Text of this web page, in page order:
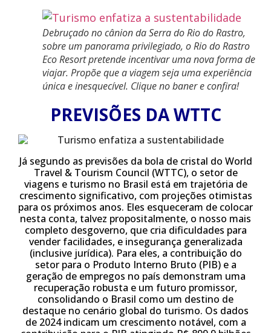
Debruçado no cânion da Serra do Rio do Rastro,
sobre um panorama privilegiado, o Rio do Rastro
Eco Resort pretende incentivar uma nova forma de
viajar. ​Propõe que a viagem seja uma experiência
única e inesquecível. Clique no baner e confira!
PREVISÕES DA WTTC
Já segundo as previsões da bola de cristal do World
Travel & Tourism Council (WTTC), o setor de
viagens e turismo no Brasil está em trajetória de
crescimento significativo, com projeções otimistas
para os próximos anos. Eles esqueceram de colocar
nesta conta, talvez propositalmente, o nosso mais
completo desgoverno, que cria dificuldades para
vender facilidades, e insegurança generalizada
(inclusive jurídica). Para eles, a contribuição do
setor para o Produto Interno Bruto (PIB) e a
geração de empregos no país demonstram uma
recuperação robusta e um futuro promissor,
consolidando o Brasil como um destino de
destaque no cenário global do turismo. Os dados
de 2024 indicam um crescimento notável, com a